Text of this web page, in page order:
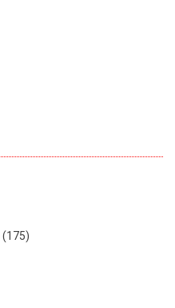
(175)